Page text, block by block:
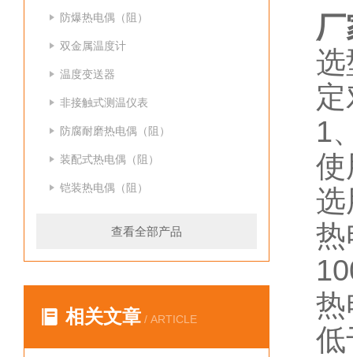
防爆热电偶（阻）
双金属温度计
温度变送器
非接触式测温仪表
防腐耐磨热电偶（阻）
装配式热电偶（阻）
铠装热电偶（阻）
查看全部产品
相关文章 / ARTICLE
选
1
使
选
热
热